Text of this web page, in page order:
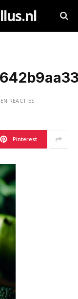
REACTIES
Pinterest